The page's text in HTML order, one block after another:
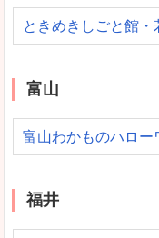
ときめきしごと館・
富山
富山わかものハロー
福井